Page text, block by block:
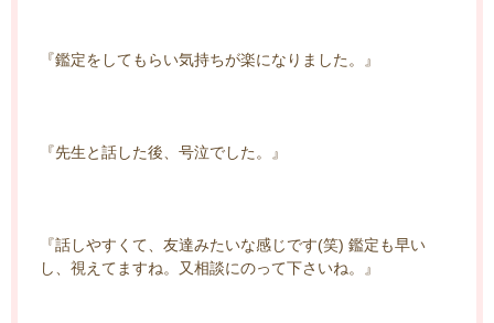
『鑑定をしてもらい気持ちが楽になりました。』
『先生と話した後、号泣でした。』
『話しやすくて、友達みたいな感じです(笑) 鑑定も早い
し、視えてますね。又相談にのって下さいね。』